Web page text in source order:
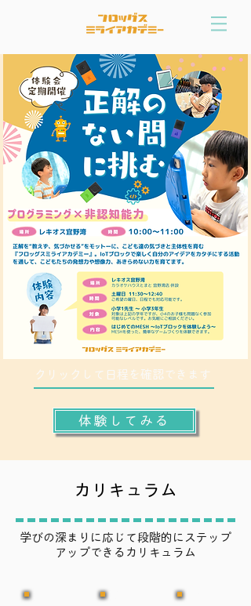
クリックして日程を確認できます
体験してみる
カリキュラム
学びの深まりに応じて段階的にステップ
アップできるカリキュラム